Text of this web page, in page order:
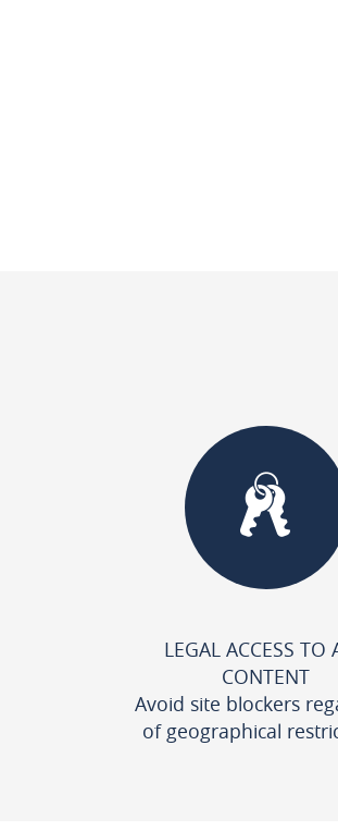
LEGAL ACCESS TO
CONTENT
Avoid site blockers
of geographical